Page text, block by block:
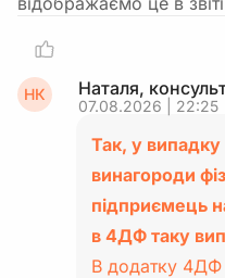
НК Наталя,
07.08.2026 | 22:25
Так, у випадку
винагороди
підприємець
в 4ДФ таку
В додатку